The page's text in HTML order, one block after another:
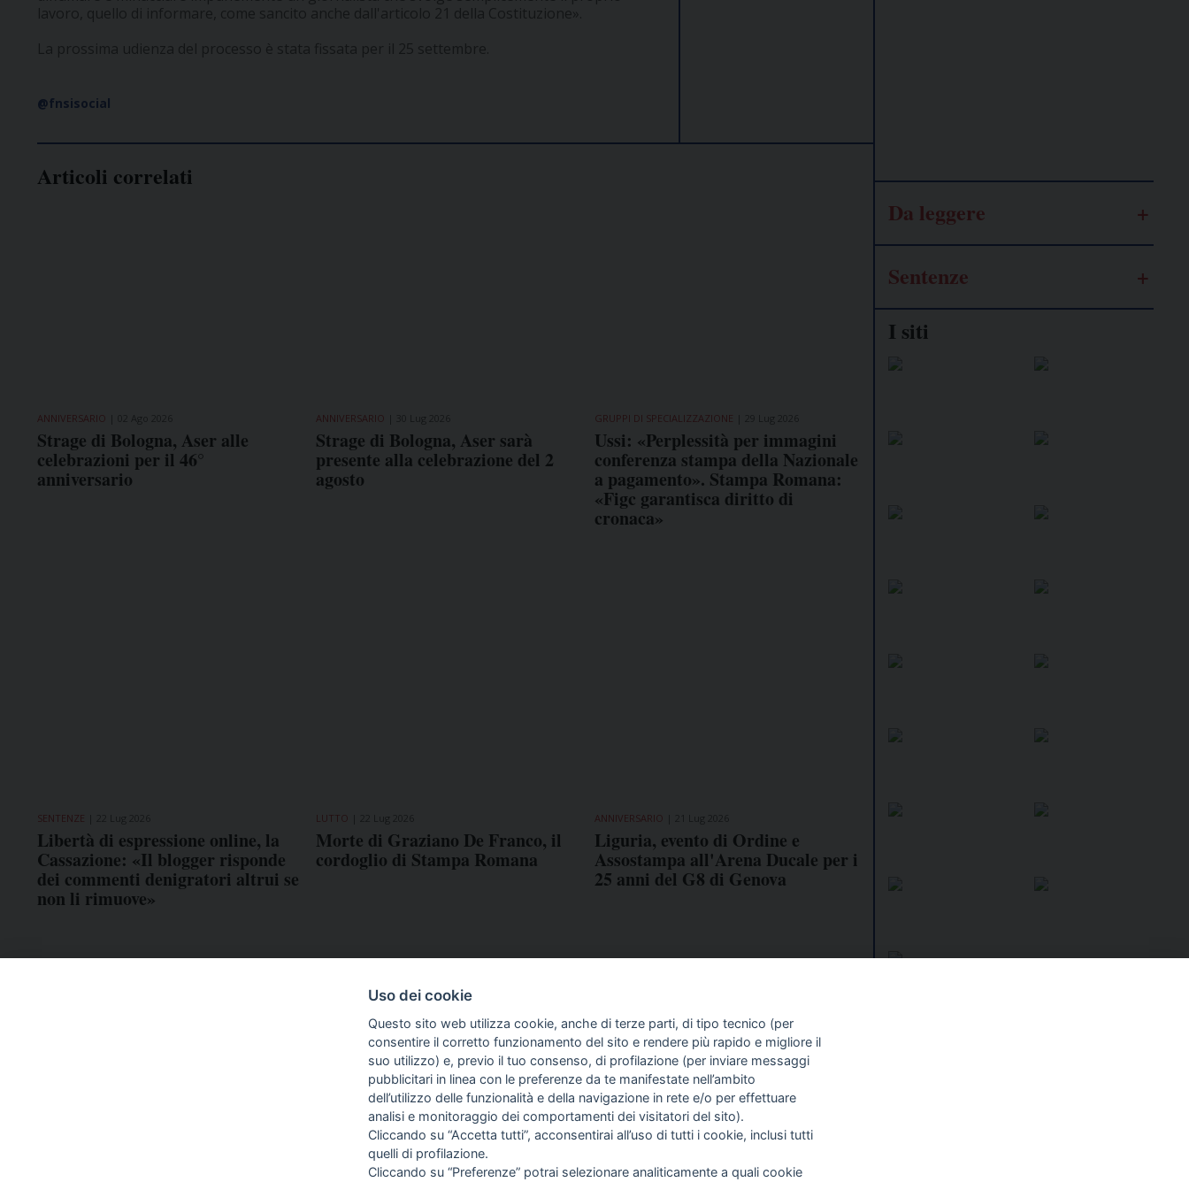
@fnsisocial
Articoli correlati
ANNIVERSARIO
Strage di Bologna, Aser alle
celebrazioni per il 46°
anniversario
ANNIVERSARIO
Strage di Bologna, Aser sarà
presente alla celebrazione del 2
agosto
GRUPPI DI SPECIALIZZAZIONE
Ussi: «Perplessità per immagini
conferenza stampa della Nazionale
a pagamento». Stampa Romana:
«Figc garantisca diritto di
cronaca»
SENTENZE
Libertà di espressione online, la
Cassazione: «Il blogger risponde
dei commenti denigratori altrui se
non li rimuove»
LUTTO
Morte di Graziano De Franco, il
cordoglio di Stampa Romana
ANNIVERSARIO
Liguria, evento di Ordine e
Assostampa all'Arena Ducale per i
25 anni del G8 di Genova
Da leggere
Sentenze
I siti
COME TI SENTI?
INTELLIGENZA
Uso dei cookie
Questo sito web utilizza cookie, anche di terze parti, di tipo tecnico (per
consentire il corretto funzionamento del sito e rendere più rapido e migliore il
suo utilizzo) e, previo il tuo consenso, di profilazione (per inviare messaggi
pubblicitari in linea con le preferenze da te manifestate nell’ambito
dell’utilizzo delle funzionalità e della navigazione in rete e/o per effettuare
analisi e monitoraggio dei comportamenti dei visitatori del sito).
Cliccando su “Accetta tutti”, acconsentirai all’uso di tutti i cookie, inclusi tutti
quelli di profilazione.
Cliccando su “Preferenze” potrai selezionare analiticamente a quali cookie